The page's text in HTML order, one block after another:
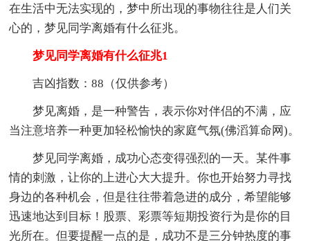
在生活中无法实现的，梦中所出现的事物往往是人们关
心的，梦见同学离婚有什么征兆。
梦见同学离婚有什么征兆1
吉凶指数：88（仅供参考）
梦见离婚，是一种警告，表示你对伴侣的不满，应
当注意培养一种更加轻松愉快的家庭气氛(佛滔算命网)。
梦见同学离婚，成功心态变得强烈的一天。某件事
情的刺激，让你的上进心大大提升。你也开始努力寻找
身边的各种机会，但是往往带着急进的成分，希望能够
迅速地达到目标！股票、彩票等短期投资行为是你的目
光所在。但要提醒一点的是，成功不是三分钟热度的事